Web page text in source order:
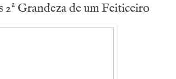
Grandeza de um Feiticeiro